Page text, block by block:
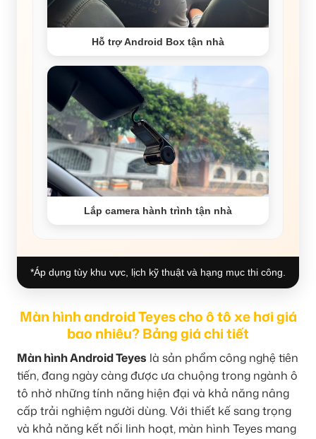
Hỗ trợ Android Box tận nhà
Lắp camera hành trình tận nhà
*Áp dụng tùy khu vực, lịch kỹ thuật và hạng mục thi công.
Màn hình android Teyes cho ô tô xe hơi giá
bao nhiêu? Bảng giá chi tiết
Màn hình Android Teyes là sản phẩm công nghệ tiên
tiến, đang ngày càng được ưa chuộng trong ngành ô
tô nhờ những tính năng hiện đại và khả năng nâng
cấp trải nghiệm người dùng. Với thiết kế sang trọng
và khả năng kết nối linh hoạt, màn hình Teyes mang